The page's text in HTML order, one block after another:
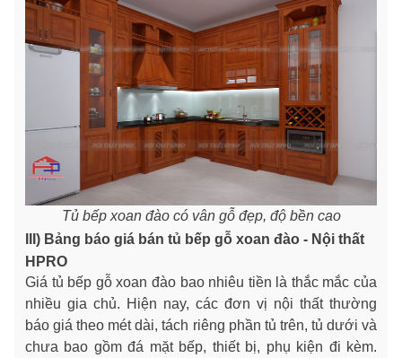
Tủ bếp xoan đào có vân gỗ đẹp, độ bền cao
III) Bảng báo giá bán tủ bếp gỗ xoan đào - Nội thất
HPRO
Giá tủ bếp gỗ xoan đào bao nhiêu tiền là thắc mắc của
nhiều gia chủ. Hiện nay, các đơn vị nội thất thường
báo giá theo mét dài, tách riêng phần tủ trên, tủ dưới và
chưa bao gồm đá mặt bếp, thiết bị, phụ kiện đi kèm.